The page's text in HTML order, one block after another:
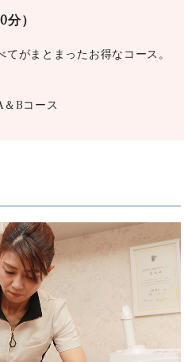
）
がまとまったお得なコース。
Bコース